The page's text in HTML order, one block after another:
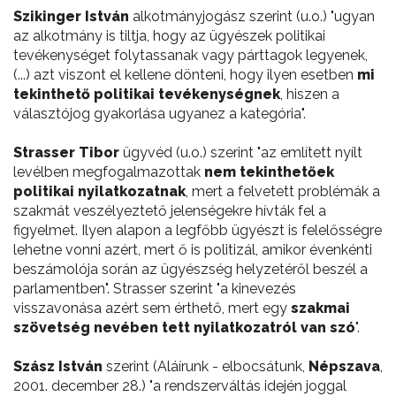
Szikinger István alkotmányjogász szerint (u.o.) "ugyan
az alkotmány is tiltja, hogy az ügyészek politikai
tevékenységet folytassanak vagy párttagok legyenek,
(...) azt viszont el kellene dönteni, hogy ilyen esetben mi
tekinthető politikai tevékenységnek, hiszen a
választójog gyakorlása ugyanez a kategória".
Strasser Tibor ügyvéd (u.o.) szerint "az említett nyílt
levélben megfogalmazottak nem tekinthetőek
politikai nyilatkozatnak, mert a felvetett problémák a
szakmát veszélyeztető jelenségekre hívták fel a
figyelmet. Ilyen alapon a legfőbb ügyészt is felelősségre
lehetne vonni azért, mert ő is politizál, amikor évenkénti
beszámolója során az ügyészség helyzetéről beszél a
parlamentben". Strasser szerint "a kinevezés
visszavonása azért sem érthető, mert egy szakmai
szövetség nevében tett nyilatkozatról van szó".
Szász István szerint (Aláírunk - elbocsátunk, Népszava,
2001. december 28.) "a rendszerváltás idején joggal